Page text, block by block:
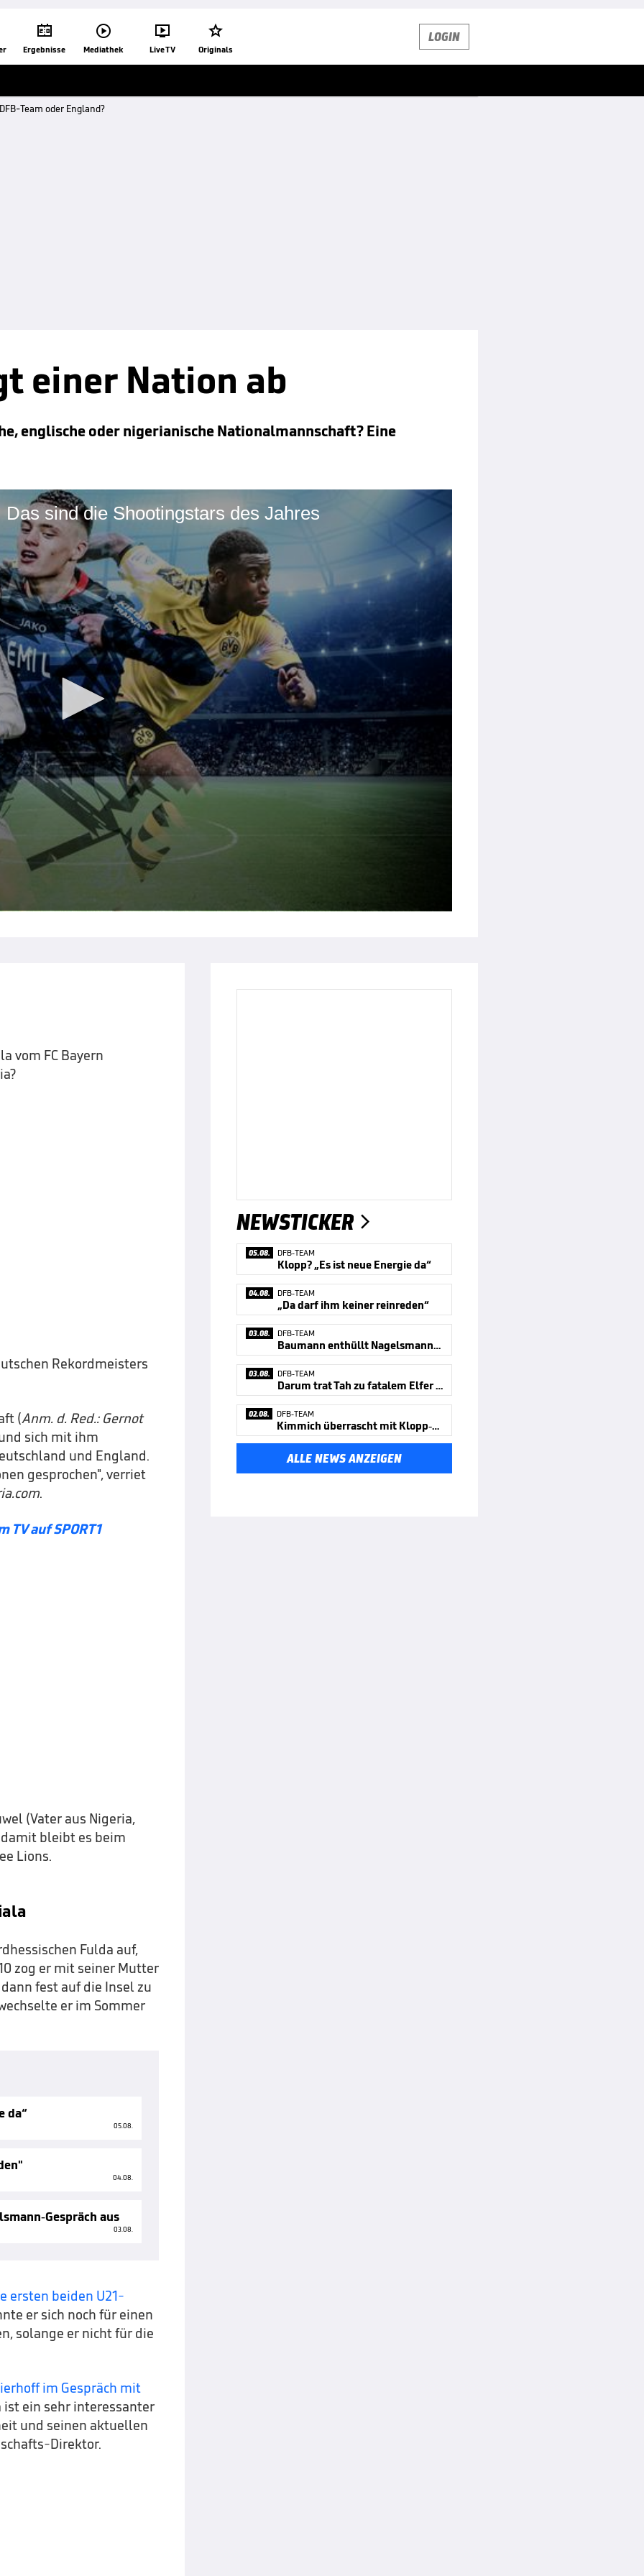

Ergebnisse

Mediathek

Live TV

Originals
LOGIN
Team oder England?
einer Nation ab
englische oder nigerianische Nationalmannschaft? Eine
sind die Shootingstars des Jahres
vom FC Bayern
Rekordmeisters
(Anm. d. Red.: Gernot
sich mit ihm
und England.
gesprochen", verriet
.
TV auf SPORT1
(Vater aus Nigeria,
bleibt es beim
Lions.
Fulda auf,
zog er mit seiner Mutter
fest auf die Insel zu
er im Sommer
da“
05.08.
04.08.
Gespräch aus
03.08.
ersten beiden U21-
er sich noch für einen
solange er nicht für die
im Gespräch mit
ist ein sehr interessanter
und seinen aktuellen
Direktor.
NEWSTICKER 
05.08. DFB-TEAM
Klopp? „Es ist neue Energie da“
04.08. DFB-TEAM
„Da darf ihm keiner reinreden“
03.08. DFB-TEAM
Baumann enthüllt Nagelsmann-Gespräch
03.08. DFB-TEAM
Darum trat Tah zu fatalem Elfer an
02.08. DFB-TEAM
Kimmich überrascht mit Klopp-Aussage
ALLE NEWS ANZEIGEN